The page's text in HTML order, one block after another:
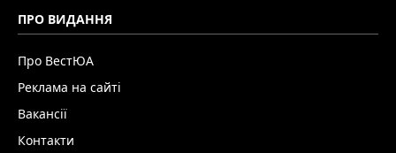
ПРО ВИДАННЯ
Про ВестЮА
Реклама на сайті
Вакансії
Контакти